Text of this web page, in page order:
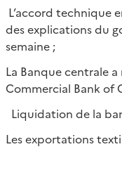
L’accord technique
des explications du
semaine ;
La Banque centrale
Commercial Bank of
Liquidation de la
Les exportations